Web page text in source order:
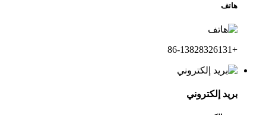
هاتف
+86-13828326131
بريد إلكتروني